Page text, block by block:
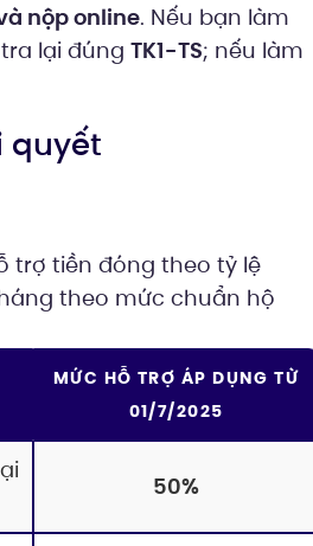
nộp online. Nếu bạn làm
lại đúng TK1-TS; nếu làm
quyết
trợ tiền đóng theo tỷ lệ
theo mức chuẩn hộ
MỨC HỖ TRỢ ÁP DỤNG TỪ
01/7/2025
50%